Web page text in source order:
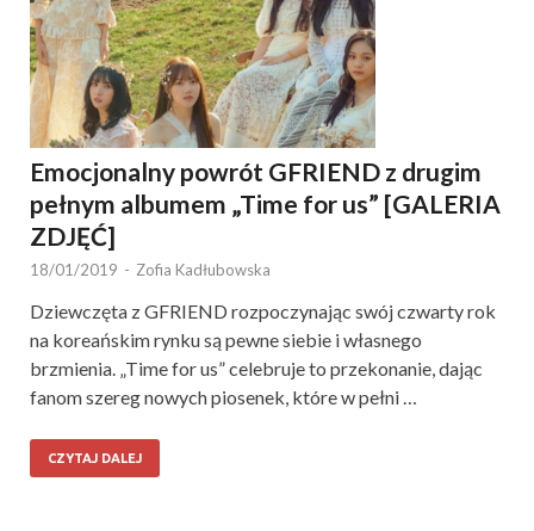
Emocjonalny powrót GFRIEND z drugim
pełnym albumem „Time for us” [GALERIA
ZDJĘĆ]
18/01/2019 - Zofia Kadłubowska
Dziewczęta z GFRIEND rozpoczynając swój czwarty rok
na koreańskim rynku są pewne siebie i własnego
brzmienia. „Time for us” celebruje to przekonanie, dając
fanom szereg nowych piosenek, które w pełni …
CZYTAJ DALEJ